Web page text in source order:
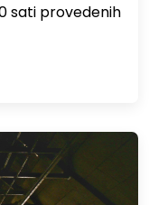
sati provedenih